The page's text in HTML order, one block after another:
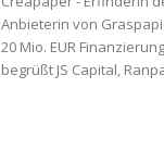
Anbieterin von
20 Mio. EUR
begrüßt JS Capital,